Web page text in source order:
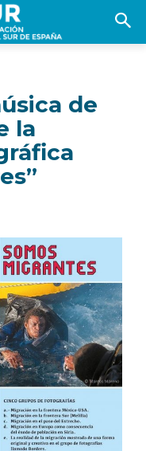
de
la